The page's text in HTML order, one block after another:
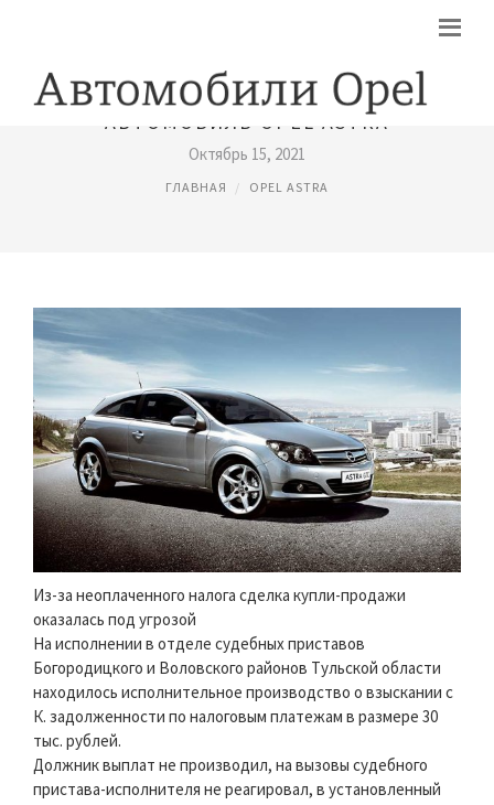
АВТОМОБИЛЬ OPEL ASTRA
Октябрь 15, 2021
ГЛАВНАЯ OPEL ASTRA
Из-за неоплаченного налога сделка купли-продажи
оказалась под угрозой
На исполнении в отделе судебных приставов
Богородицкого и Воловского районов Тульской области
находилось исполнительное производство о взыскании с
К. задолженности по налоговым платежам в размере 30
тыс. рублей.
Должник выплат не производил, на вызовы судебного
пристава-исполнителя не реагировал, в установленный